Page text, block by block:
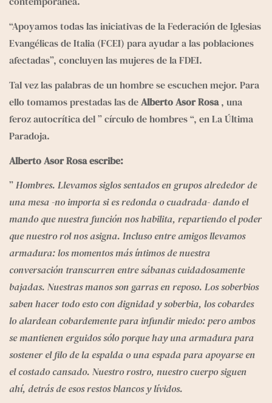
“Apoyamos todas las iniciativas de la Federación de Iglesias
Evangélicas de Italia (FCEI) para ayudar a las poblaciones
afectadas”, concluyen las mujeres de la FDEI.
Tal vez las palabras de un hombre se escuchen mejor. Para
ello tomamos prestadas las de Alberto Asor Rosa , una
feroz autocrítica del ” círculo de hombres “, en La Última
Paradoja.
Alberto Asor Rosa escribe:
” Hombres. Llevamos siglos sentados en grupos alrededor de
una mesa -no importa si es redonda o cuadrada- dando el
mando que nuestra función nos habilita, repartiendo el poder
que nuestro rol nos asigna. Incluso entre amigos llevamos
armadura: los momentos más íntimos de nuestra
conversación transcurren entre sábanas cuidadosamente
bajadas. Nuestras manos son garras en reposo. Los soberbios
saben hacer todo esto con dignidad y soberbia, los cobardes
lo alardean cobardemente para infundir miedo: pero ambos
se mantienen erguidos sólo porque hay una armadura para
sostener el filo de la espalda o una espada para apoyarse en
el costado cansado. Nuestro rostro, nuestro cuerpo siguen
ahí, detrás de esos restos blancos y lívidos.